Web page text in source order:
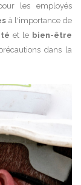
les employés
à l'importance de
et le bien-être
dans la